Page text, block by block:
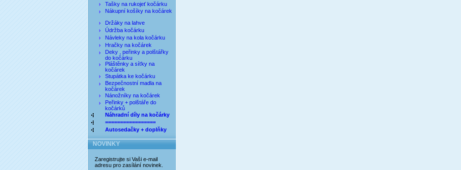
Tašky na rukojeť kočárku
Nákupní košíky na kočárek
Držáky na lahve
Údržba kočárku
Návleky na kola kočárku
Hračky na kočárek
Deky , peřinky a polštářky
do kočárku
Pláštěnky a síťky na
kočárek
Stupátka ke kočárku
Bezpečnostní madla na
kočárek
Nánožníky na kočárek
Peřinky + polštáře do
kočárků
Náhradní díly na kočárky
=================
Autosedačky + doplňky
NOVINKY
Zaregistrujte si Vaši e-mail
adresu pro zasílání novinek.